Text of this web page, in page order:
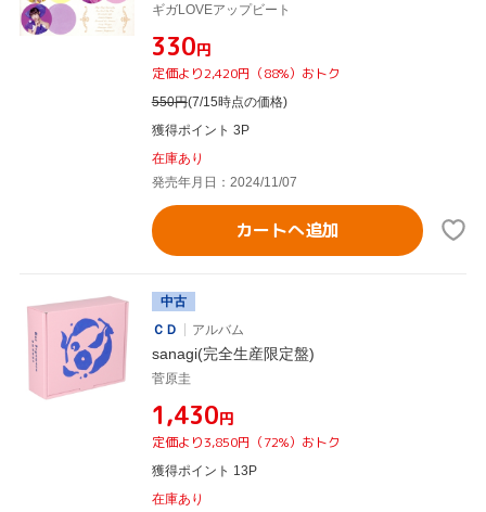
ギガLOVEアップビート
¥330円
定価より2,420円（88%）おトク
550円(7/15時点の価格)
獲得ポイント 3P
在庫あり
発売年月日：2024/11/07
カートへ追加
中古
ＣＤ
アルバム
sanagi(完全生産限定盤)
菅原圭
¥1,430円
定価より3,850円（72%）おトク
獲得ポイント 13P
在庫あり